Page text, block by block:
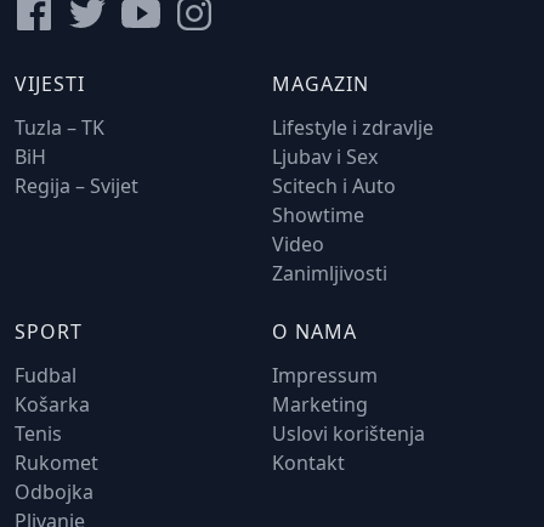
VIJESTI
Tuzla – TK
BiH
Regija – Svijet
MAGAZIN
Lifestyle i zdravlje
Ljubav i Sex
Scitech i Auto
Showtime
Video
Zanimljivosti
SPORT
Fudbal
Košarka
Tenis
Rukomet
Odbojka
Plivanje
O NAMA
Impressum
Marketing
Uslovi korištenja
Kontakt